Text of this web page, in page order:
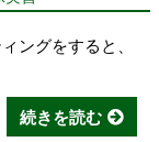
ングをすると、
続きを読む